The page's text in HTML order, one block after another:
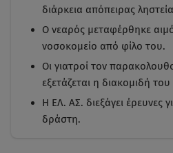
διάρκεια απόπειρας
Ο νεαρός μεταφέρθηκε
νοσοκομείο από φίλο του.
Οι γιατροί τον
εξετάζεται η διακομιδή
Η ΕΛ. ΑΣ. διεξάγει έρευνες
δράστη.